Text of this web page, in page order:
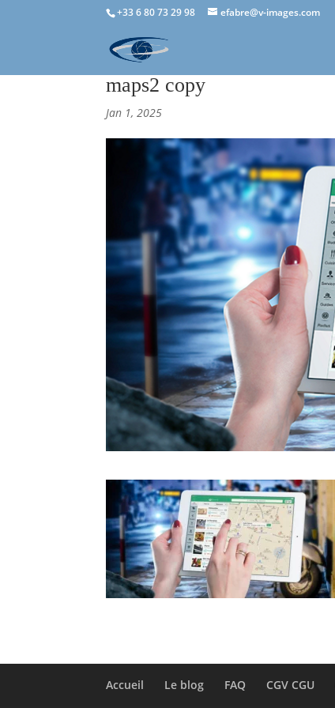
+33 6 80 73 29 98 efabre@v-images.com
maps2 copy
Jan 1, 2025
Accueil Le blog FAQ CGV CGU